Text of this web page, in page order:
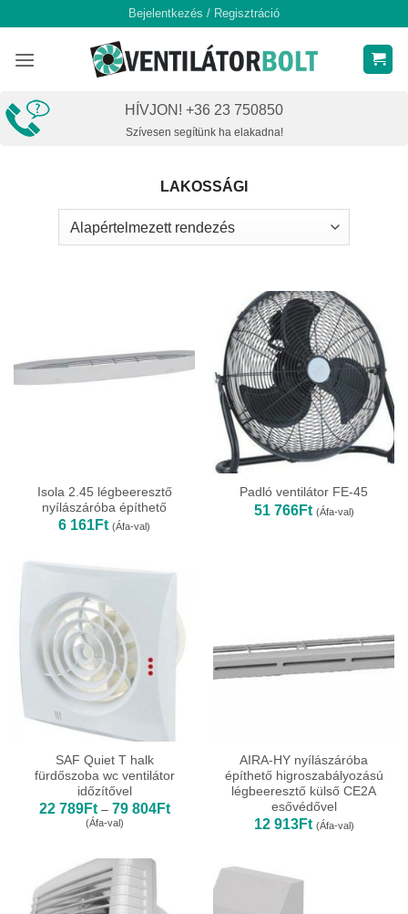
content
Bejelentkezés / Regisztráció
HÍVJON! +36 23 750850
Szívesen segítünk ha elakadna!
LAKOSSÁGI
Isola 2.45 légbeeresztő
nyílászáróba építhető
6 161Ft (Áfa-val)
Padló ventilátor FE-45
51 766Ft (Áfa-val)
SAF Quiet T halk
fürdőszoba wc ventilátor
időzítővel
22 789Ft – 79 804FtÁrtartomány:
(Áfa-val)
AIRA-HY nyílászáróba
építhető higroszabályozású
légbeeresztő külső CE2A
esővédővel
12 913Ft (Áfa-val)